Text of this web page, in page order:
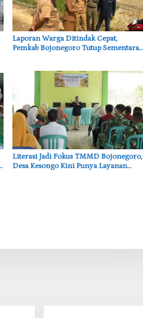
‎Laporan Warga Ditindak Cepat,
Pemkab Bojonegoro Tutup Sementara
‎Literasi Jadi Fokus TMMD Bojonegoro,
Desa Kesongo Kini Punya Layanan